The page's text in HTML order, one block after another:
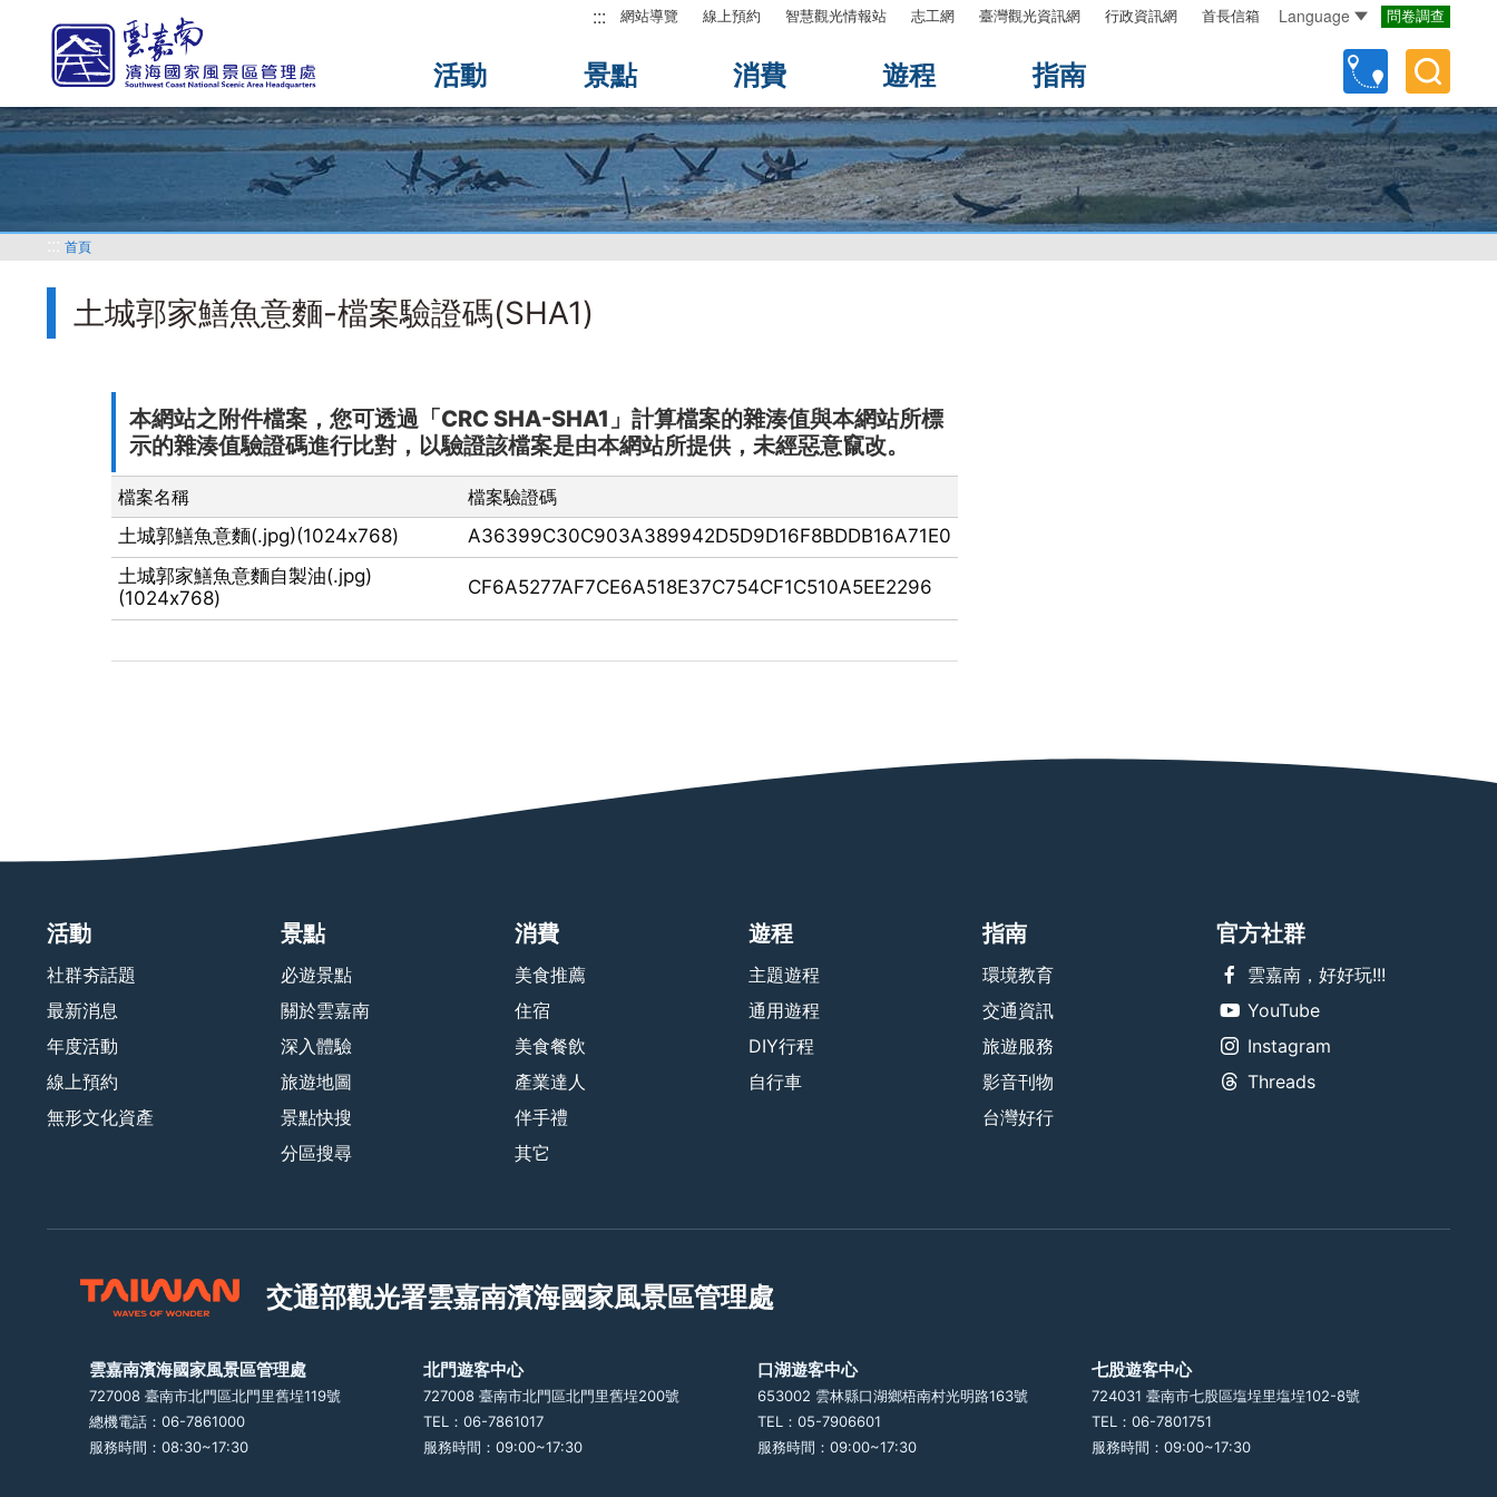
內
容
::: 網站導覽 線上預約 智慧觀光情報站 志工網 臺灣觀光資訊網 行政資訊網 首長信箱 Language 問卷調查
活動 景點 消費 遊程 指南
::: 首頁
土城郭家鱔魚意麵-檔案驗證碼(SHA1)
本網站之附件檔案，您可透過「CRC SHA-SHA1」計算檔案的雜湊值與本網站所標
示的雜湊值驗證碼進行比對，以驗證該檔案是由本網站所提供，未經惡意竄改。
檔案名稱
檔案驗證碼
土城郭鱔魚意麵(.jpg)(1024x768)
A36399C30C903A389942D5D9D16F8BDDB16A71E0
土城郭家鱔魚意麵自製油(.jpg)
(1024x768)
CF6A5277AF7CE6A518E37C754CF1C510A5EE2296
活動
社群夯話題
最新消息
年度活動
線上預約
無形文化資產
景點
必遊景點
關於雲嘉南
深入體驗
旅遊地圖
景點快搜
分區搜尋
消費
美食推薦
住宿
美食餐飲
產業達人
伴手禮
其它
遊程
主題遊程
通用遊程
DIY行程
自行車
指南
環境教育
交通資訊
旅遊服務
影音刊物
台灣好行
官方社群
雲嘉南，好好玩!!!
YouTube
Instagram
Threads
交通部觀光署雲嘉南濱海國家風景區管理處
雲嘉南濱海國家風景區管理處
727008 臺南市北門區北門里舊埕119號
總機電話：06-7861000
服務時間：08:30~17:30
北門遊客中心
727008 臺南市北門區北門里舊埕200號
TEL：06-7861017
服務時間：09:00~17:30
口湖遊客中心
653002 雲林縣口湖鄉梧南村光明路163號
TEL：05-7906601
服務時間：09:00~17:30
七股遊客中心
724031 臺南市七股區塩埕里塩埕102-8號
TEL：06-7801751
服務時間：09:00~17:30